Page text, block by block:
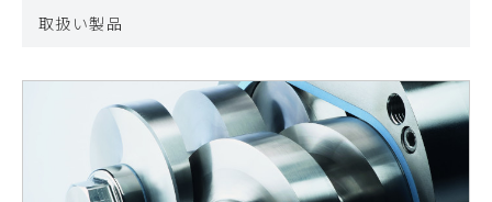
取扱い製品